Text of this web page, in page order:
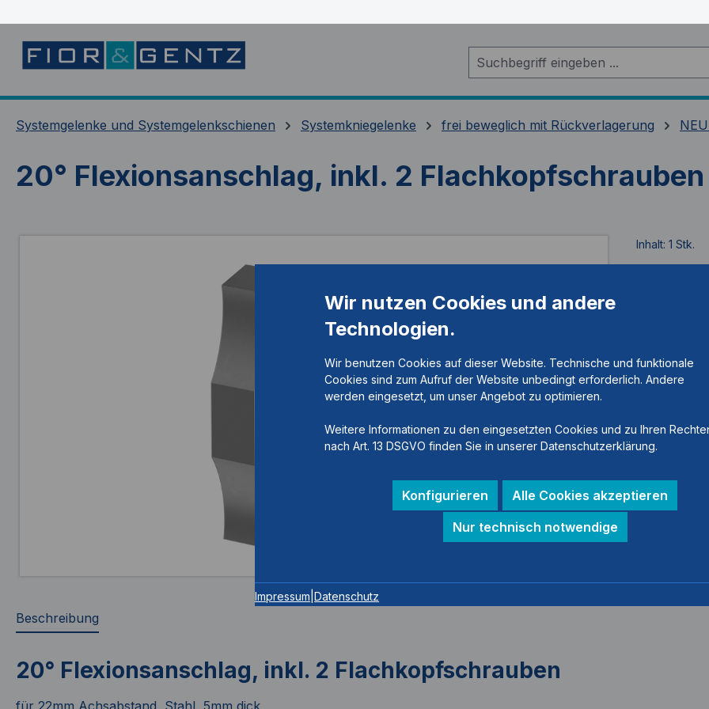
Systemgelenke und Systemgelenkschienen Systemkniegelenke frei beweglich mit Rückverlagerung
20° Flexionsanschlag, inkl. 2 Flachkopfschrauben
Inhalt: 1 Stk.
Beschreibung
20° Flexionsanschlag, inkl. 2 Flachkopfschrauben
für 22mm Achsabstand, Stahl, 5mm dick
Wir nutzen Cookies und andere
Technologien.
Wir benutzen Cookies auf dieser Website. Technische und funktionale
Cookies sind zum Aufruf der Website unbedingt erforderlich. Andere
werden eingesetzt, um unser Angebot zu optimieren.
Weitere Informationen zu den eingesetzten Cookies und zu Ihren
nach Art. 13 DSGVO finden Sie in unserer Datenschutzerklärung.
Konfigurieren
Alle Cookies akzeptieren
Nur technisch notwendige
Impressum Datenschutz